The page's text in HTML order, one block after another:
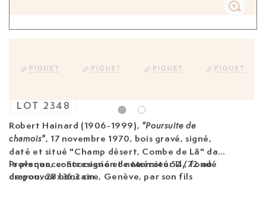
Robert Hainard (1906-1999), "Poursuite de
chamois", 17 novembre 1970, bois gravé, signé,
daté et situé "Champ désert, Combe de Lâ" dans
la plaque, contresigné et numéroté 54/72 au
crayon, 28x35,3 cm
Provenance: Succession de Monsieur D., fondé
de pouvoir bancaire, Genève, par son fils
LOT 2348